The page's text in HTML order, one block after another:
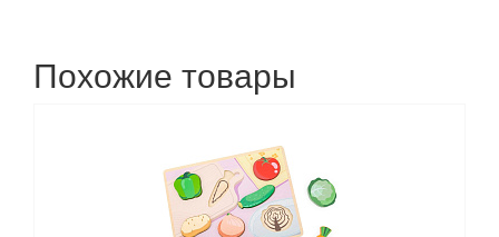
Похожие товары